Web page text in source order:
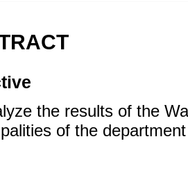
the results of the
of the